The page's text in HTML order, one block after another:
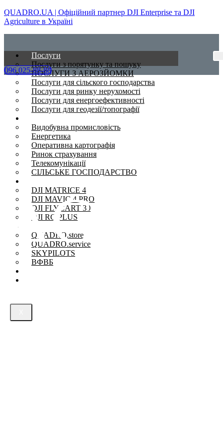
QUADRO.UA | Офіційний партнер DJI Enterprise та DJI
Agriculture в Україні
Послуги
Послуги з порятунку та пошуку
ПОСЛУГИ З АЕРОЗЙОМКИ
Послуги для сільского господарства
Послуги для ринку нерухомості
Послуги для енергоефективності
Послуги для геодезії/топографії
Видобувна промисловість
Енергетика
Оперативна картографія
Ринок страхування
Телекомунікації
СІЛЬСЬКЕ ГОСПОДАРСТВО
DJI MATRICE 4
DJI MAVIC 4 PRO
DJI FLYCART 30
DJI RC PLUS
QUADRO.store
QUADRO.service
SKYPILOTS
ВФВБ
096 025-88-88
AGRAS